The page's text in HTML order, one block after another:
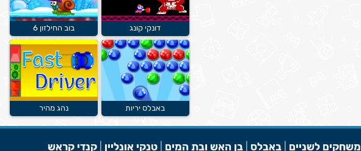
דונקי קונג בוב החילזון 6
באבלס יריות נהג מהיר
משחקים לשניים באבלס בן האש ובת המים טנקי אונליין קנדי קראש